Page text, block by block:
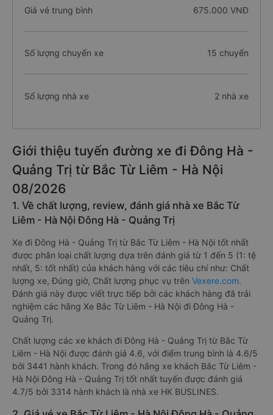
Giá vé trung bình 675.000 VNĐ
Số lượng chuyến xe 15 chuyến
Số lượng nhà xe 2 nhà xe
Giới thiệu tuyến đường xe đi Đông Hà -
Quảng Trị từ Bắc Từ Liêm - Hà Nội
08/2026
1. Về chất lượng, review, đánh giá nhà xe Bắc Từ
Liêm - Hà Nội Đông Hà - Quảng Trị
Xe đi Đông Hà - Quảng Trị từ Bắc Từ Liêm - Hà Nội tốt nhất
được phân loại chất lượng dựa trên đánh giá từ 1 đến 5 (1: tệ
nhất, 5: tốt nhất) của khách hàng với các tiêu chí như: Chất
lượng xe, Đúng giờ, Chất lượng phục vụ trên Vexere.com.
Đánh giá này được viết trực tiếp bởi các khách hàng đã trải
nghiệm các hãng Xe Bắc Từ Liêm - Hà Nội đi Đông Hà -
Quảng Trị.
Chất lượng các xe khách đi Đông Hà - Quảng Trị từ Bắc Từ
Liêm - Hà Nội được đánh giá 4.6, với điểm trung bình là 4.6/5
bởi 3441 hành khách. Trong đó hãng xe khách Bắc Từ Liêm -
Hà Nội Đông Hà - Quảng Trị tốt nhất tuyến được đánh giá
4.7/5 bởi 3314 hành khách là nhà xe HK BUSLINES.